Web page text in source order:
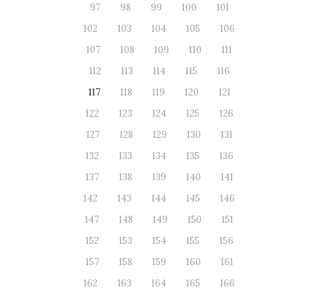
97
98 99 100
101
102
103 104 105
106
107
108 109 110
111
112
113 114 115
116
117
118 119 120
121
122
123 124 125
126
127
128 129 130
131
132
133 134 135
136
137
138 139 140
141
142
143 144 145
146
147
148 149 150
151
152
153 154 155
156
157
158 159 160
161
162
163 164 165
166